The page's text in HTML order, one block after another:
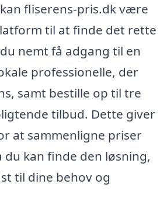
fliserens-pris.dk være
til at finde det rette
nemt få adgang til en
professionelle, der
samt bestille op til tre
tilbud. Dette giver
at sammenligne priser
du kan finde den løsning,
til dine behov og